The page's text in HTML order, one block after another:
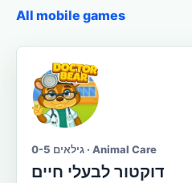
All mobile games
גילאים 0-5 · Animal Care
דוקטור לבעלי חיים